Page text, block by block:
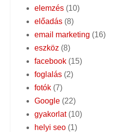
elemzés (10)
előadás (8)
email marketing (16)
eszköz (8)
facebook (15)
foglalás (2)
fotók (7)
Google (22)
gyakorlat (10)
helyi seo (1)